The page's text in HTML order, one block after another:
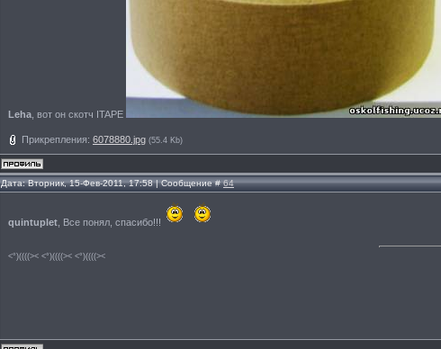
Leha , вот он скотч ITAPE
Прикрепления: 6078880.jpg (55.4 Kb)
Дата: Вторник, 15-Фев-2011, 17:58 | Сообщение #64
quintuplet , Все понял, спасибо!!!
<°)((((>< <°)((((>< <°)((((><